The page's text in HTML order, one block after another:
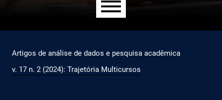
Artigos de análise de dados e pesquisa acadêmica
v. 17 n. 2 (2024): Trajetória Multicursos